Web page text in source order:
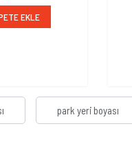
EKLE
park yeri boyası